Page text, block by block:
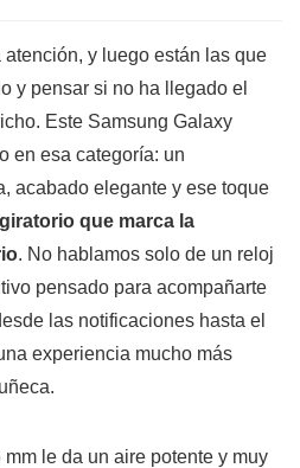
y luego están las que
y pensar si no ha llegado el
Este Samsung Galaxy
en esa categoría: un
acabado elegante y ese toque
que marca la
. No hablamos solo de un reloj
pensado para acompañarte
las notificaciones hasta el
experiencia mucho más
le da un aire potente y muy